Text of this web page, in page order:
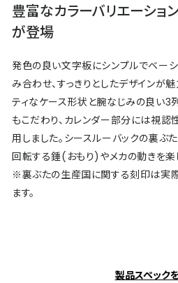
豊富なカラーバリエーショ
が登場
発色の良い文字板にシンプルでベー
み合わせ、すっきりとしたデザインが
ティなケース形状と腕なじみの良い3
もこだわり、カレンダー部分には視
用しました。シースルーバックの裏ぶ
回転する錘(おもり)やメカの動きを楽
※裏ぶたの生産国に関する刻印は実
ます。
製品スペック